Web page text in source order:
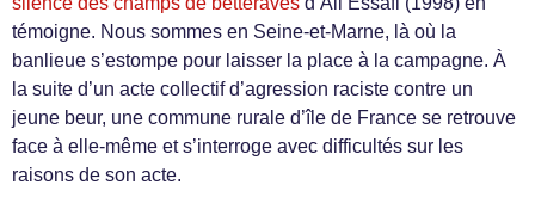
témoigne. Nous sommes en Seine-et-Marne, là où la
banlieue s’estompe pour laisser la place à la campagne. À
la suite d’un acte collectif d’agression raciste contre un
jeune beur, une commune rurale d’île de France se retrouve
face à elle-même et s’interroge avec difficultés sur les
raisons de son acte.